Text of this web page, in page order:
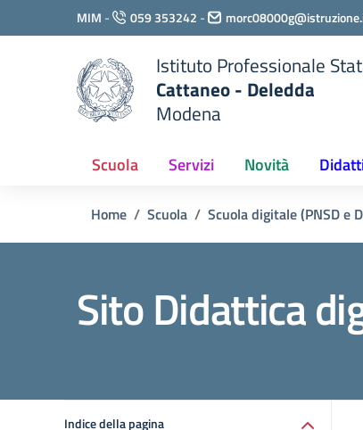
Vai ai contenuti
Vai al menu di navigazione
MIM - 059 353242 -
Istituto Professionale
Cattaneo - Deledda
Modena
Scuola Servizi Novità
Home Scuola Scuola digitale (PNSD e
Sito Didattica
Indice della pagina